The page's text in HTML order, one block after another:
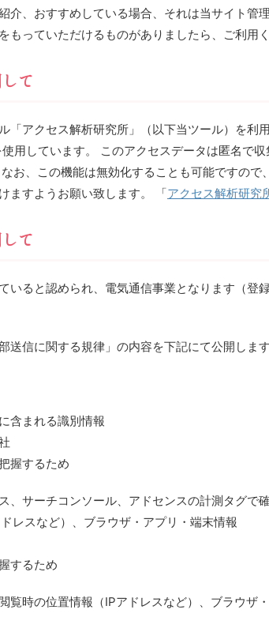
介、おすすめしている場合、それは当サイト管
もっていただけるものがありましたら、ご利用く
て
「アクセス解析研究所」（以下当ツール）を利
用しています。 このアクセスデータは匿名で
お、この機能は無効化することも可能ですので
ますようお願い致します。 「アクセス解析研
て
いると認められ、電気通信事業となります（登
送信に関する規律」の内容を下記にて公開します
含まれる識別情報
握するため
、サーチコンソール、アドセンスの計測タグで
レスなど）、ブラウザ・アプリ・端末情報
するため
覧時の位置情報（IPアドレスなど）、ブラウザ